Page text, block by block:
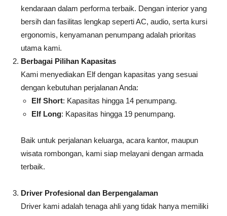
kendaraan dalam performa terbaik. Dengan interior yang
bersih dan fasilitas lengkap seperti AC, audio, serta kursi
ergonomis, kenyamanan penumpang adalah prioritas
utama kami.
Berbagai Pilihan Kapasitas
Kami menyediakan Elf dengan kapasitas yang sesuai
dengan kebutuhan perjalanan Anda:
Elf Short: Kapasitas hingga 14 penumpang.
Elf Long: Kapasitas hingga 19 penumpang.
Baik untuk perjalanan keluarga, acara kantor, maupun
wisata rombongan, kami siap melayani dengan armada
terbaik.
Driver Profesional dan Berpengalaman
Driver kami adalah tenaga ahli yang tidak hanya memiliki